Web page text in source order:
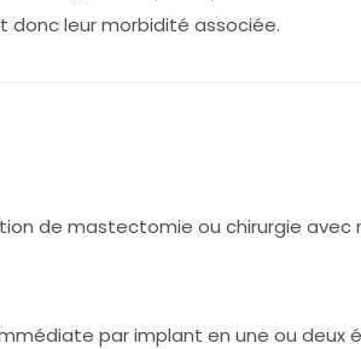
leur morbidité associée.
de mastectomie ou chirurgie
par implant en une ou deux